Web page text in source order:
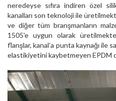
neredeyse sıfıra indiren özel
kanalları son teknoloji ile
ve diğer tüm branşmanların
1505'e uygun olarak
flanşlar, kanal’a punta kaynağı ile
elastikiyetini kaybetmeyen EPDM